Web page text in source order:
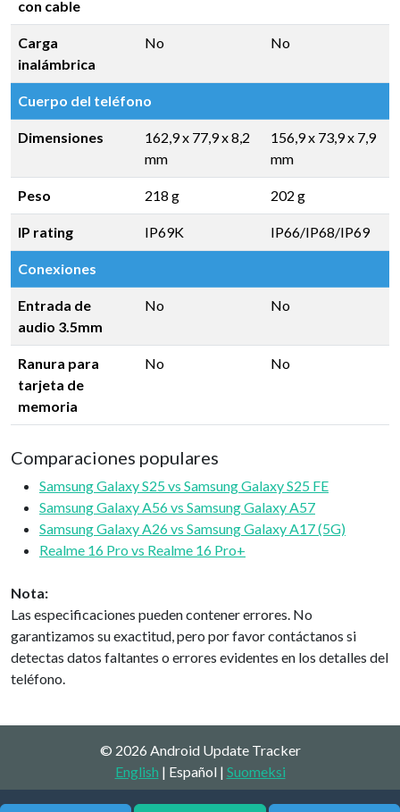
con cable
Carga
inalámbrica
No No
Cuerpo del teléfono
Dimensiones
162,9 x 77,9 x 8,2
mm
156,9 x 73,9 x 7,9
mm
Peso 218 g 202 g
IP rating IP69K IP66/IP68/IP69
Conexiones
Entrada de
audio 3.5mm
No No
Ranura para
tarjeta de
memoria
No No
Comparaciones populares
Samsung Galaxy S25 vs Samsung Galaxy S25 FE
Samsung Galaxy A56 vs Samsung Galaxy A57
Samsung Galaxy A26 vs Samsung Galaxy A17 (5G)
Realme 16 Pro vs Realme 16 Pro+
Nota:
Las especificaciones pueden contener errores. No
garantizamos su exactitud, pero por favor contáctanos si
detectas datos faltantes o errores evidentes en los detalles del
teléfono.
© 2026 Android Update Tracker
English | Español | Suomeksi